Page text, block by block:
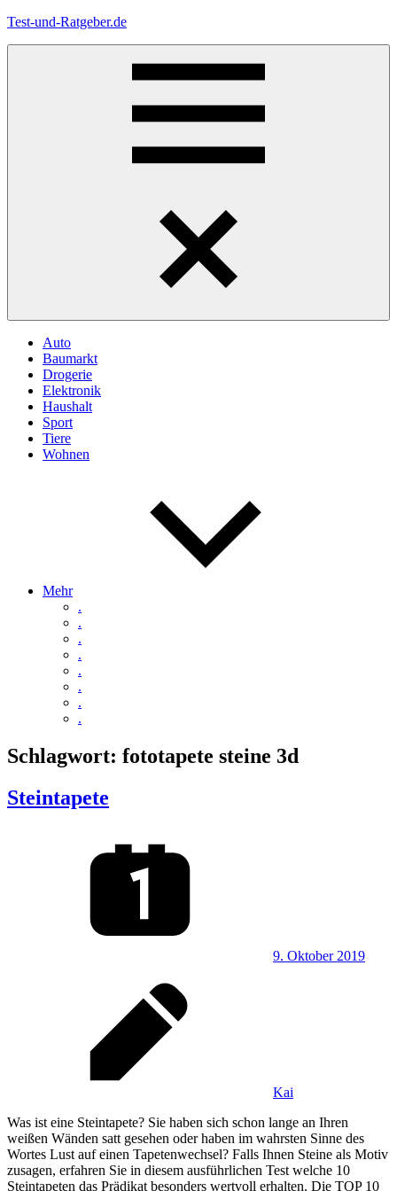
Zum
Test-und-Ratgeber.de
Auto
Baumarkt
Drogerie
Elektronik
Haushalt
Sport
Tiere
Wohnen
Mehr
.
.
.
.
.
.
.
.
Schlagwort: fototapete steine 3d
Steintapete
9. Oktober 2019
Kai
Was ist eine Steintapete? Sie haben sich schon lange an Ihren
weißen Wänden satt gesehen oder haben im wahrsten Sinne des
Wortes Lust auf einen Tapetenwechsel? Falls Ihnen Steine als Motiv
zusagen, erfahren Sie in diesem ausführlichen Test welche 10
Steintapeten das Prädikat besonders wertvoll erhalten. Die TOP 10